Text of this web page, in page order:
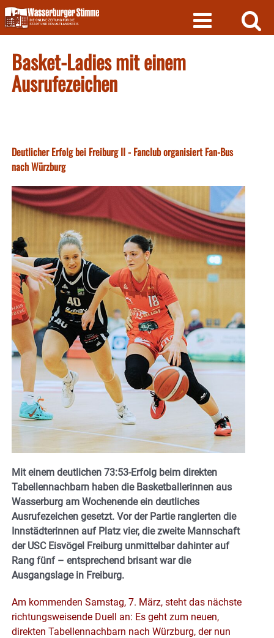
Skip
to
content
Basket-Ladies mit einem
Ausrufezeichen
Deutlicher Erfolg bei Freiburg II - Fanclub organisiert Fan-Bus
nach Würzburg
Mit einem deutlichen 73:53-Erfolg beim direkten
Tabellennachbarn haben die Basketballerinnen aus
Wasserburg am Wochenende ein deutliches
Ausrufezeichen gesetzt. Vor der Partie rangierten die
Innstädterinnen auf Platz vier, die zweite Mannschaft
der USC Eisvögel Freiburg unmittelbar dahinter auf
Rang fünf – entsprechend brisant war die
Ausgangslage in Freiburg.
Am kommenden Samstag, 7. März, steht das nächste
richtungsweisende Duell an: Es geht zum neuen,
direkten Tabellennachbarn nach Würzburg, der nun